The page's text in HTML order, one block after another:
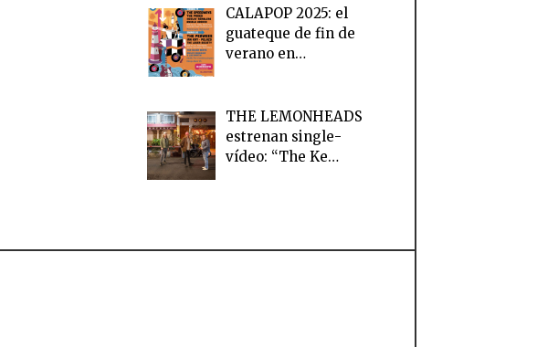
CALAPOP 2025: el
guateque de fin de
verano en…
THE LEMONHEADS
estrenan single-
vídeo: “The Ke…